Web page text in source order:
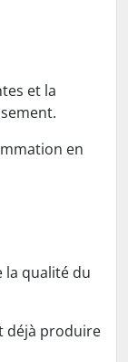
et la
en
la qualité du
déjà produire